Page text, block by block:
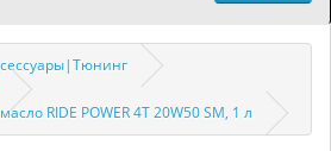
RIDE POWER 4T 20W50 SM, 1 л